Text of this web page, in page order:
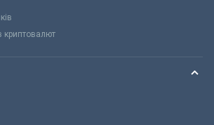
криптовалют